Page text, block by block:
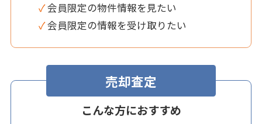
✓ 会員限定の物件情報を見たい
✓ 会員限定の情報を受け取りたい
売却査定
こんな方におすすめ